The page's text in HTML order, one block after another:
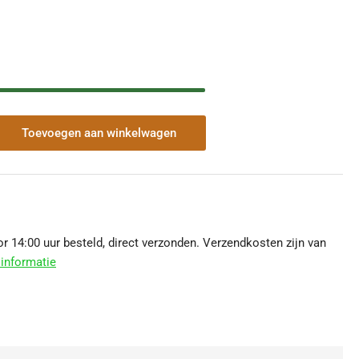
Toevoegen aan winkelwagen
14:00 uur besteld, direct verzonden. Verzendkosten zijn van